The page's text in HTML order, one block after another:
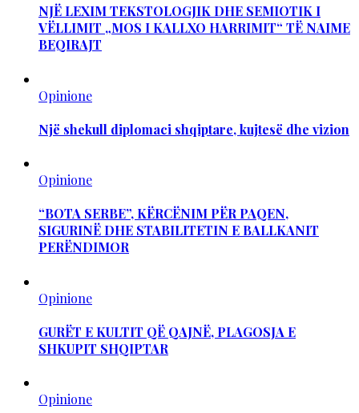
NJË LEXIM TEKSTOLOGJIK DHE SEMIOTIK I
VËLLIMIT „MOS I KALLXO HARRIMIT“ TË NAIME
BEQIRAJT
Opinione
Një shekull diplomaci shqiptare, kujtesë dhe vizion
Opinione
“BOTA SERBE”, KËRCËNIM PËR PAQEN,
SIGURINË DHE STABILITETIN E BALLKANIT
PERËNDIMOR
Opinione
GURËT E KULTIT QË QAJNË, PLAGOSJA E
SHKUPIT SHQIPTAR
Opinione